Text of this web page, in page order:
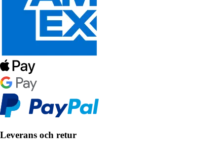
Leverans och retur